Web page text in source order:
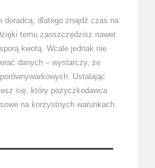
doradcą, dlatego znajdź czas na
temu zaoszczędzisz nawet
kwotą. Wcale jednak nie
danych – wystarczy, że
Ustalając
się, który pożyczkodawca
na korzystnych warunkach.